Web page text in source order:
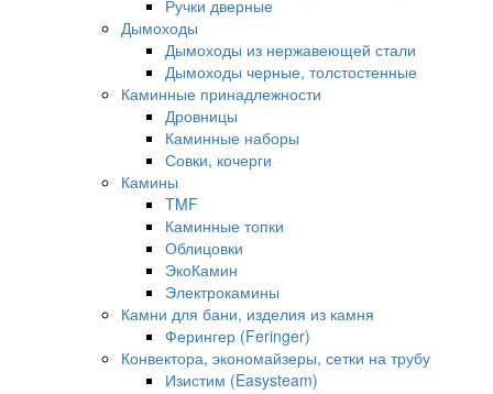
Ручки дверные
Дымоходы
Дымоходы из нержавеющей стали
Дымоходы черные, толстостенные
Каминные принадлежности
Дровницы
Каминные наборы
Совки, кочерги
Камины
TMF
Каминные топки
Облицовки
ЭкоКамин
Электрокамины
Камни для бани, изделия из камня
Ферингер (Feringer)
Конвектора, экономайзеры, сетки на трубу
Изистим (Easysteam)